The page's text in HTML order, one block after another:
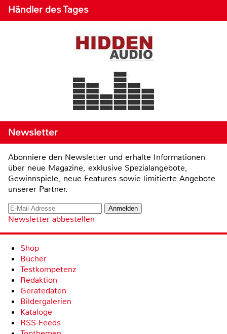
Händler des Tages
Newsletter
Abonniere den Newsletter und erhalte Informationen
über neue Magazine, exklusive Spezialangebote,
Gewinnspiele, neue Features sowie limitierte Angebote
unserer Partner.
Newsletter abbestellen
Shop
Bücher
Testkompetenz
Redaktion
Gerätedaten
Bildergalerien
Kataloge
RSS-Feeds